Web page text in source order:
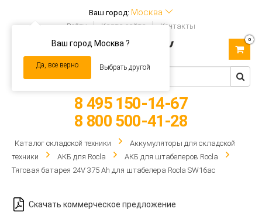
Ваш город: Москва
Ваш город Москва ?
Да, все верно Выбрать другой
Войти Карта сайта Контакты
navigation
0
8 495 150-14-67
8 800 500-41-28
Каталог складской техники
Аккумуляторы для складской
техники
АКБ для Rocla
АКБ для штабелеров Rocla
Тяговая батарея 24V 375 Ah для штабелера Rocla SW16ac
Скачать коммерческое предложение